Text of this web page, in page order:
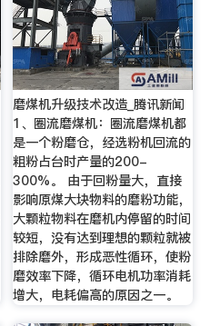
磨煤机升级技术改造_腾讯新闻
1、圈流磨煤机：圈流磨煤机都
是一个粉磨仓，经选粉机回流的
粗粉占台时产量的200-
300%。 由于回粉量大，直接
影响原煤大块物料的磨粉功能，
大颗粒物料在磨机内停留的时间
较短，没有达到理想的颗粒就被
排除磨外，形成恶性循环，使粉
磨效率下降，循环电机功率消耗
增大，电耗偏高的原因之一。